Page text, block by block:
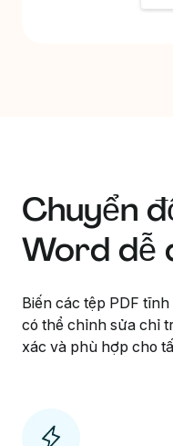
Chuyển
Word dễ
Biến các tệp PDF
có thể chỉnh sửa chỉ
xác và phù hợp cho